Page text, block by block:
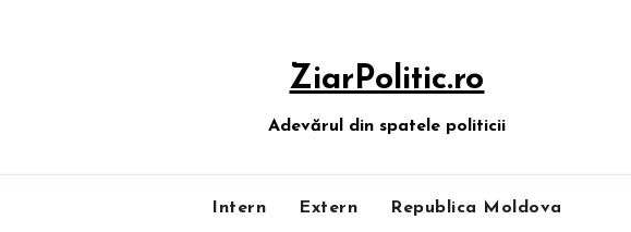
ZiarPolitic.ro
Adevărul din spatele politicii
Intern Extern Republica Moldova